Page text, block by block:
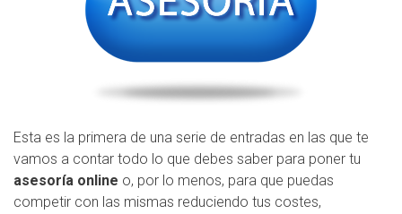
Esta es la primera de una serie de entradas en las que te
vamos a contar todo lo que debes saber para poner tu
asesoría online o, por lo menos, para que puedas
competir con las mismas reduciendo tus costes,